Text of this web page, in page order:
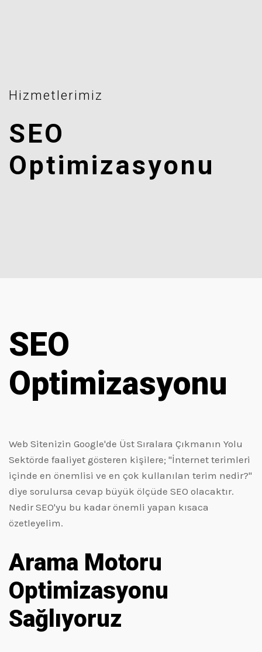
Hizmetlerimiz
SEO
Optimizasyonu
SEO
Optimizasyonu
Web Sitenizin Google'de Üst Sıralara Çıkmanın Yolu
Sektörde faaliyet gösteren kişilere; "İnternet terimleri
içinde en önemlisi ve en çok kullanılan terim nedir?"
diye sorulursa cevap büyük ölçüde SEO olacaktır.
Nedir SEO'yu bu kadar önemli yapan kısaca
özetleyelim.
Arama Motoru
Optimizasyonu
Sağlıyoruz